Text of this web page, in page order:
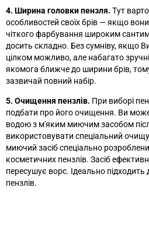
4. Ширина головки пензля. Тут
особливостей своїх брів —якщо вони
чіткого фарбування широким
досить складно. Без сумніву, якщо
цілком можливо, але набагато
якомога ближче до ширини брів,
зазвичай повний набір.
5. Очищення пензлів. При виборі
подбати про його очищення. Ви
водою з м'яким миючим засобом
використовувати спеціальний
миючий засіб спеціально
косметичних пензлів. Засіб
пересушує ворс. Ідеально
пензлів.